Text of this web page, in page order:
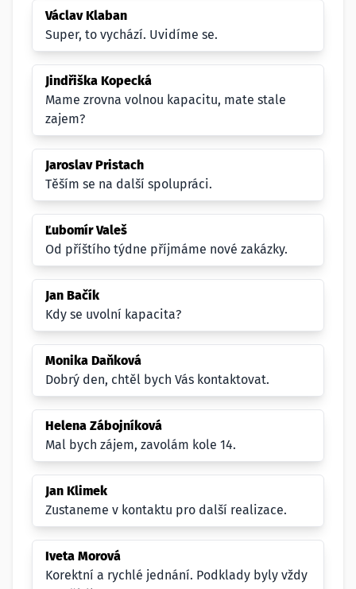
Václav Klaban
Super, to vychází. Uvidíme se.
Jindřiška Kopecká
Mame zrovna volnou kapacitu, mate stale
zajem?
Jaroslav Pristach
Těším se na další spolupráci.
Ľubomír Valeš
Od příštího týdne příjmáme nové zakázky.
Jan Bačík
Kdy se uvolní kapacita?
Monika Daňková
Dobrý den, chtěl bych Vás kontaktovat.
Helena Zábojníková
Mal bych zájem, zavolám kole 14.
Jan Klimek
Zustaneme v kontaktu pro další realizace.
Iveta Morová
Korektní a rychlé jednání. Podklady byly vždy